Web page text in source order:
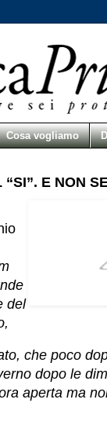
Cosa vogliamo
E NON
del
che poco
dopo le
aperta ma